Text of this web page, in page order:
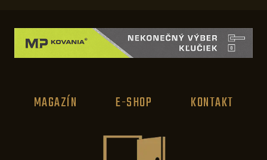
MAGAZÍN E-SHOP KONTAKT